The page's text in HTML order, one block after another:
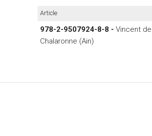
Article
978-2-9507924-8-8 - Vincent
Chalaronne (Ain)